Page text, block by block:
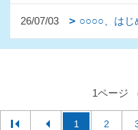
26/07/03 ○○○○、はじ
1ページ
1 2